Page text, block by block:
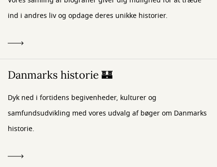
ind i andres liv og opdage deres unikke historier.
Danmarks historie 🏰
Dyk ned i fortidens begivenheder, kulturer og
samfundsudvikling med vores udvalg af bøger om Danmarks
historie.